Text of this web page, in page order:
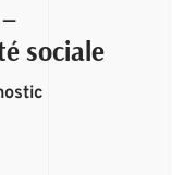
sociale